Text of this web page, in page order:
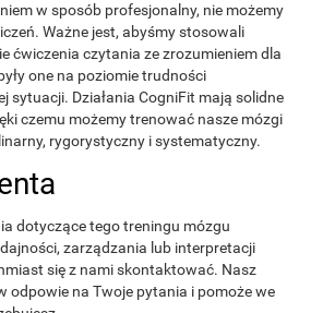
w sposób profesjonalny, nie możemy
Ważne jest, abyśmy stosowali
ćwiczenia czytania ze zrozumieniem dla
one na poziomie trudności
sytuacji. Działania CogniFit mają solidne
czemu możemy trenować nasze mózgi
rygorystyczny i systematyczny.
dotyczące tego treningu mózgu
zarządzania lub interpretacji
się z nami skontaktować. Nasz
odpowie na Twoje pytania i pomoże we